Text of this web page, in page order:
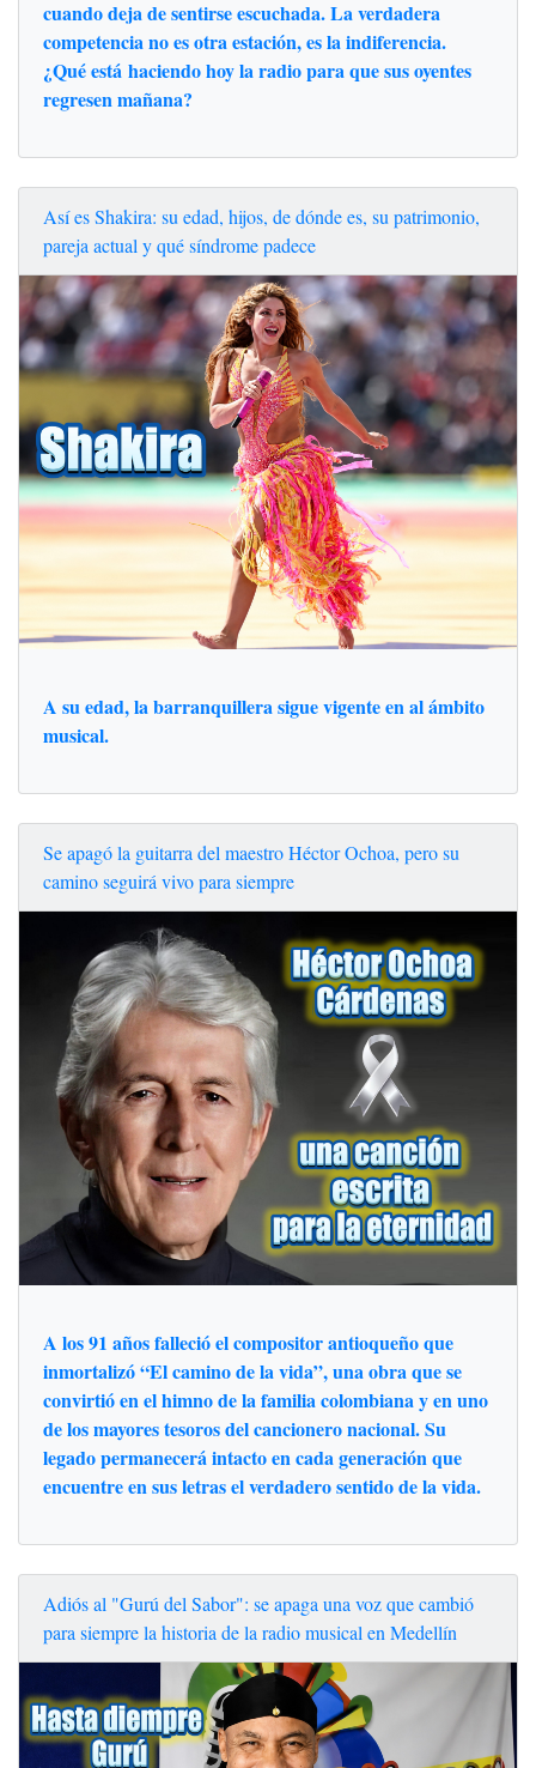
cuando deja de sentirse escuchada. La verdadera
competencia no es otra estación, es la indiferencia.
¿Qué está haciendo hoy la radio para que sus oyentes
regresen mañana?
Así es Shakira: su edad, hijos, de dónde es, su patrimonio,
pareja actual y qué síndrome padece
A su edad, la barranquillera sigue vigente en al ámbito
musical.
Se apagó la guitarra del maestro Héctor Ochoa, pero su
camino seguirá vivo para siempre
A los 91 años falleció el compositor antioqueño que
inmortalizó “El camino de la vida”, una obra que se
convirtió en el himno de la familia colombiana y en uno
de los mayores tesoros del cancionero nacional. Su
legado permanecerá intacto en cada generación que
encuentre en sus letras el verdadero sentido de la vida.
Adiós al "Gurú del Sabor": se apaga una voz que cambió
para siempre la historia de la radio musical en Medellín